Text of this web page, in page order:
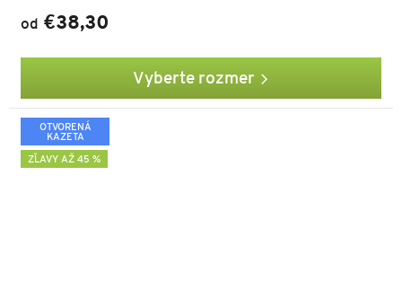
od €38,30
Vyberte rozmer
OTVORENÁ
KAZETA
ZĽAVY AŽ 45 %